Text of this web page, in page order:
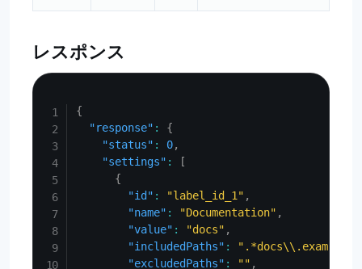
レスポンス
{
"response" :
{
"status" : 0,
"settings" :
[
{
"id" : "label_id_1" ,
"name" : "Documentation" ,
"value" : "docs" ,
"includedPaths" :
"excludedPaths" : "" ,